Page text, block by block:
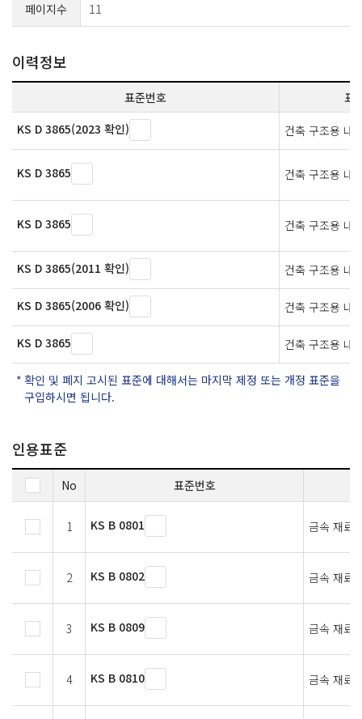
페이지수 11
이력정보
표준번호
표
KS D 3865(2023 확인)
건축 구조용 내
KS D 3865 건축 구조용 내
KS D 3865 건축 구조용 내
KS D 3865(2011 확인) 건축 구조용 내
KS D 3865(2006 확인) 건축 구조용 내
KS D 3865 건축 구조용 내
확인 및 폐지 고시된 표준에 대해서는 마지막 제정 또는 개정 표준을
구입하시면 됩니다.
인용표준
No 표준번호
1 KS B 0801 금속 재료
2 KS B 0802 금속 재료
3 KS B 0809 금속 재료
4 KS B 0810 금속 재료